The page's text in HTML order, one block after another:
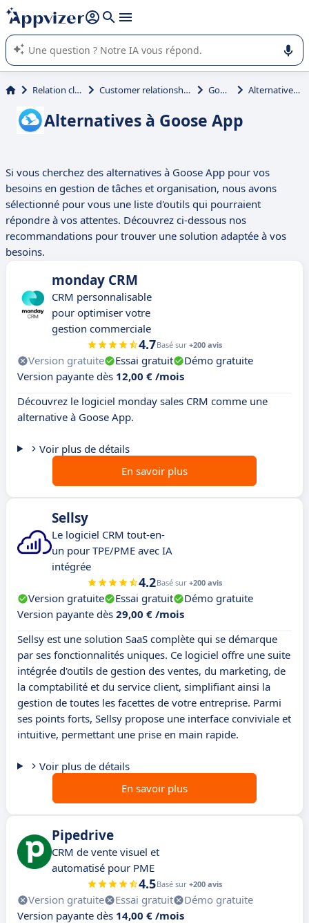
répondre (plusieurs lignes avec
L'IA de Appvizer vous guide dans l'utilisation ou la sélection de
logiciel SaaS en entreprise.
Relation client et vente Customer relationship management (CRM) Goose App Alternatives à Goose App
Alternatives à Goose App
Si vous cherchez des alternatives à Goose App pour vos
besoins en gestion de tâches et organisation, nous avons
sélectionné pour vous une liste d'outils qui pourraient
répondre à vos attentes. Découvrez ci-dessous nos
recommandations pour trouver une solution adaptée à vos
besoins.
monday CRM
CRM personnalisable
pour optimiser votre
gestion commerciale
4.7Basé sur +200 avis
Version gratuite Essai gratuit
Démo gratuite
Version payante dès 12,00 € /mois
Découvrez le logiciel monday sales CRM comme une
alternative à Goose App.
Voir plus de détails
En savoir plus
Sellsy
Le logiciel CRM tout-en-
un pour TPE/PME avec IA
intégrée
4.2Basé sur +200 avis
Version gratuite Essai gratuit
Démo gratuite
Version payante dès 29,00 € /mois
Sellsy est une solution SaaS complète qui se démarque
par ses fonctionnalités uniques. Ce logiciel offre une suite
intégrée d'outils de gestion des ventes, du marketing, de
la comptabilité et du service client, simplifiant ainsi la
gestion de toutes les facettes de votre entreprise. Parmi
ses points forts, Sellsy propose une interface conviviale et
intuitive, permettant une prise en main rapide.
Voir plus de détails
En savoir plus
Pipedrive
CRM de vente visuel et
automatisé pour PME
4.5Basé sur +200 avis
Version gratuite Essai gratuit
Démo gratuite
Version payante dès 14,00 € /mois